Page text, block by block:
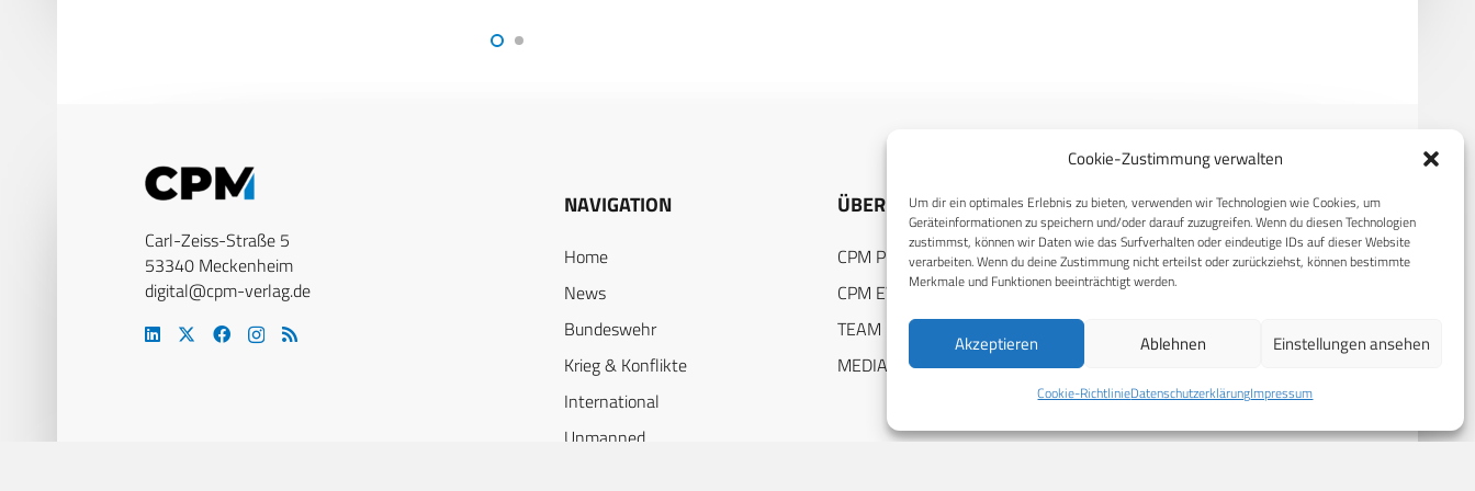
Cookie-Zustimmung verwalten
Um dir ein optimales Erlebnis zu bieten, verwenden wir Technologien wie Cookies, um
Geräteinformationen zu speichern und/oder darauf zuzugreifen. Wenn du diesen Technologien
zustimmst, können wir Daten wie das Surfverhalten oder eindeutige IDs auf dieser Website
verarbeiten. Wenn du deine Zustimmung nicht erteilst oder zurückziehst, können bestimmte
Merkmale und Funktionen beeinträchtigt werden.
Akzeptieren Ablehnen Einstellungen ansehen
Cookie-RichtlinieDatenschutzerklärungImpressum
Carl-Zeiss-Straße 5
53340 Meckenheim
digital@cpm-verlag.de
NAVIGATION
Home
News
Bundeswehr
Krieg & Konflikte
International
Unmanned
ÜBER UNS
CPM PUBLICATIONS
CPM EVENTS
TEAM
MEDIADATEN
RECHTLICHES
Datenschutzerklärung
Cookie-Richtlinie (EU)
Impressum